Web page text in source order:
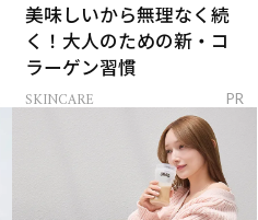
美味しいから無理なく続
く！大人のための新・コ
ラーゲン習慣
SKINCARE PR